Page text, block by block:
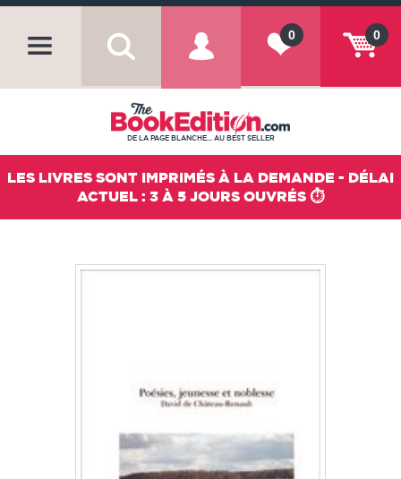
0
0
DE LA PAGE BLANCHE... AU BEST SELLER
LES LIVRES SONT IMPRIMÉS À LA DEMANDE - DÉLAI
ACTUEL : 3 À 5 JOURS OUVRÉS ⏱️